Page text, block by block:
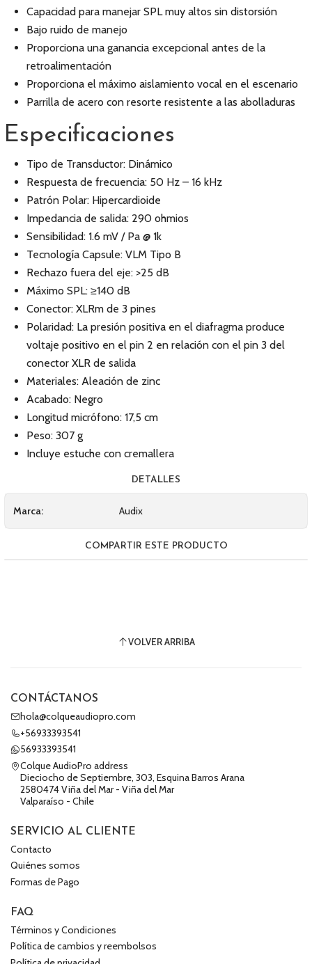
Capacidad para manejar SPL muy altos sin distorsión
Bajo ruido de manejo
Proporciona una ganancia excepcional antes de la
retroalimentación
Proporciona el máximo aislamiento vocal en el escenario
Parrilla de acero con resorte resistente a las abolladuras
Especificaciones
Tipo de Transductor: Dinámico
Respuesta de frecuencia: 50 Hz – 16 kHz
Patrón Polar: Hipercardioide
Impedancia de salida: 290 ohmios
Sensibilidad: 1.6 mV / Pa @ 1k
Tecnología Capsule: VLM Tipo B
Rechazo fuera del eje: >25 dB
Máximo SPL: ≥140 dB
Conector: XLRm de 3 pines
Polaridad: La presión positiva en el diafragma produce
voltaje positivo en el pin 2 en relación con el pin 3 del
conector XLR de salida
Materiales: Aleación de zinc
Acabado: Negro
Longitud micrófono: 17,5 cm
Peso: 307 g
Incluye estuche con cremallera
DETALLES
Marca: Audix
COMPARTIR ESTE PRODUCTO
VOLVER ARRIBA
CONTÁCTANOS
hola@colqueaudiopro.com
+56933393541
56933393541
Colque AudioPro address
Dieciocho de Septiembre, 303, Esquina Barros Arana
2580474 Viña del Mar - Viña del Mar
Valparaíso - Chile
SERVICIO AL CLIENTE
Contacto
Quiénes somos
Formas de Pago
FAQ
Términos y Condiciones
Política de cambios y reembolsos